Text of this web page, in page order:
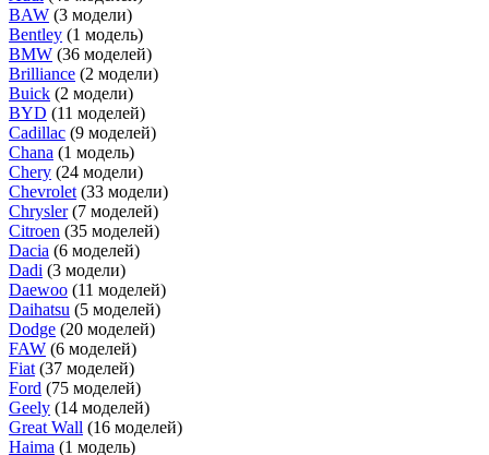
BAW (3 модели)
Bentley (1 модель)
BMW (36 моделей)
Brilliance (2 модели)
Buick (2 модели)
BYD (11 моделей)
Cadillac (9 моделей)
Chana (1 модель)
Chery (24 модели)
Chevrolet (33 модели)
Chrysler (7 моделей)
Citroen (35 моделей)
Dacia (6 моделей)
Dadi (3 модели)
Daewoo (11 моделей)
Daihatsu (5 моделей)
Dodge (20 моделей)
FAW (6 моделей)
Fiat (37 моделей)
Ford (75 моделей)
Geely (14 моделей)
Great Wall (16 моделей)
Haima (1 модель)